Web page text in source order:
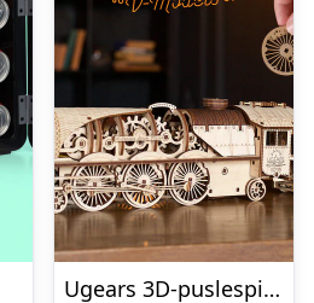
Ugears 3D-puslespil i Træ – Tog